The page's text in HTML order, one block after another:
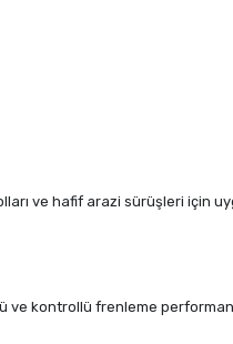
ve hafif arazi sürüşleri için
kontrollü frenleme